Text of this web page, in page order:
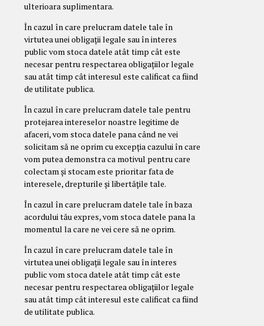
ulterioara suplimentara.
În cazul în care prelucram datele tale în
virtutea unei obligații legale sau în interes
public vom stoca datele atât timp cât este
necesar pentru respectarea obligațiilor legale
sau atât timp cât interesul este calificat ca fiind
de utilitate publica.
În cazul în care prelucram datele tale pentru
protejarea intereselor noastre legitime de
afaceri, vom stoca datele pana când ne vei
solicitam să ne oprim cu excepția cazului în care
vom putea demonstra ca motivul pentru care
colectam și stocam este prioritar fata de
interesele, drepturile și libertățile tale.
În cazul în care prelucram datele tale în baza
acordului tău expres, vom stoca datele pana la
momentul la care ne vei cere să ne oprim.
În cazul în care prelucram datele tale în
virtutea unei obligații legale sau în interes
public vom stoca datele atât timp cât este
necesar pentru respectarea obligațiilor legale
sau atât timp cât interesul este calificat ca fiind
de utilitate publica.